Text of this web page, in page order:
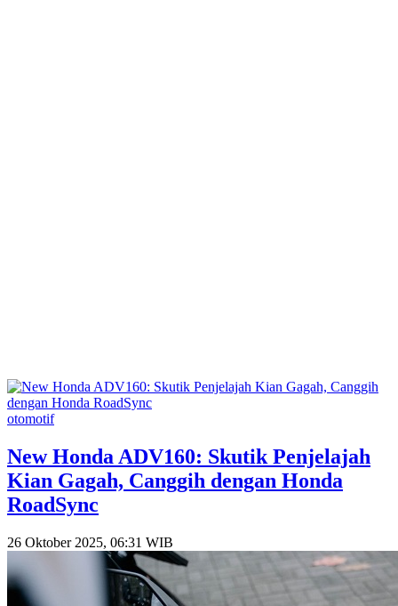
otomotif
New Honda ADV160: Skutik Penjelajah
Kian Gagah, Canggih dengan Honda
RoadSync
26 Oktober 2025, 06:31 WIB